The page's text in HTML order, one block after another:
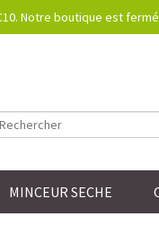
Notre boutique est
MINCEUR SECHE